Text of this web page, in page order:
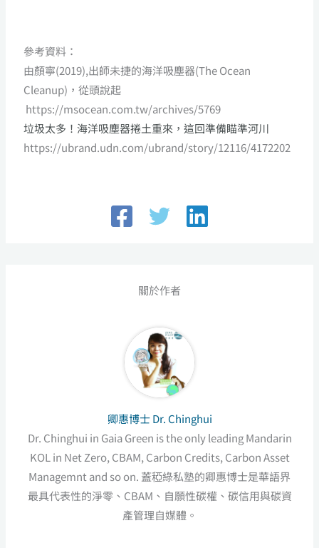
參考資料：
由顏寧(2019),出師未捷的海洋吸塵器(The Ocean
Cleanup)，從頭說起
https://msocean.com.tw/archives/5769
垃圾太多！海洋吸塵器捲土重來，這回準備瞄準河川
https://ubrand.udn.com/ubrand/story/12116/4172202
關於作者
卿惠博士 Dr. Chinghui
Dr. Chinghui in Gaia Green is the only leading Mandarin
KOL in Net Zero, CBAM, Carbon Credits, Carbon Asset
Managemnt and so on. 蓋稏綠私塾的卿惠博士是華語界
最具代表性的淨零、CBAM、自願性碳權、碳信用與碳資
產管理自媒體。